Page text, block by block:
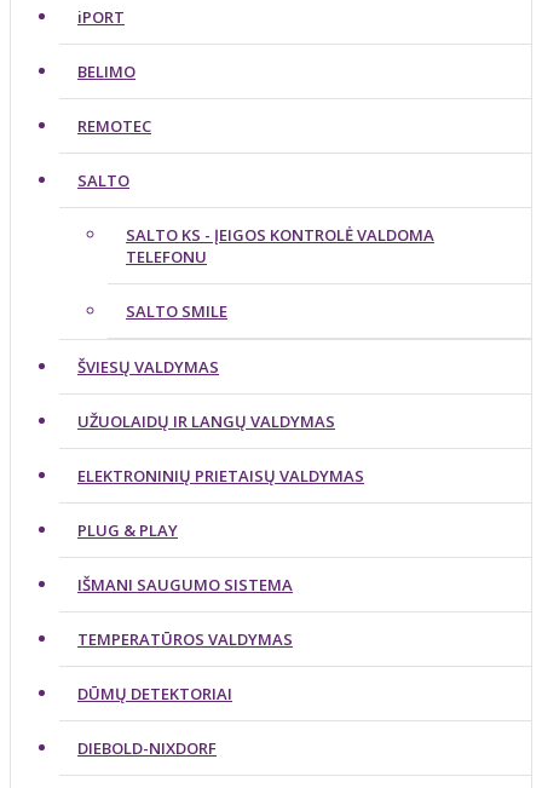
iPORT
BELIMO
REMOTEC
SALTO
SALTO KS - ĮEIGOS KONTROLĖ VALDOMA
TELEFONU
SALTO SMILE
ŠVIESŲ VALDYMAS
UŽUOLAIDŲ IR LANGŲ VALDYMAS
ELEKTRONINIŲ PRIETAISŲ VALDYMAS
PLUG & PLAY
IŠMANI SAUGUMO SISTEMA
TEMPERATŪROS VALDYMAS
DŪMŲ DETEKTORIAI
DIEBOLD-NIXDORF